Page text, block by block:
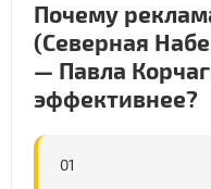
Почему
(Северная
— Павла
эффективнее?
01